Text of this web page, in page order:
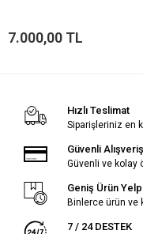
7.000,00 TL
Hızlı Teslimat
Siparişleriniz en
Güvenli Alışveriş
Güvenli ve kolay
Geniş Ürün
Binlerce ürün ve
7 / 24 DESTEK